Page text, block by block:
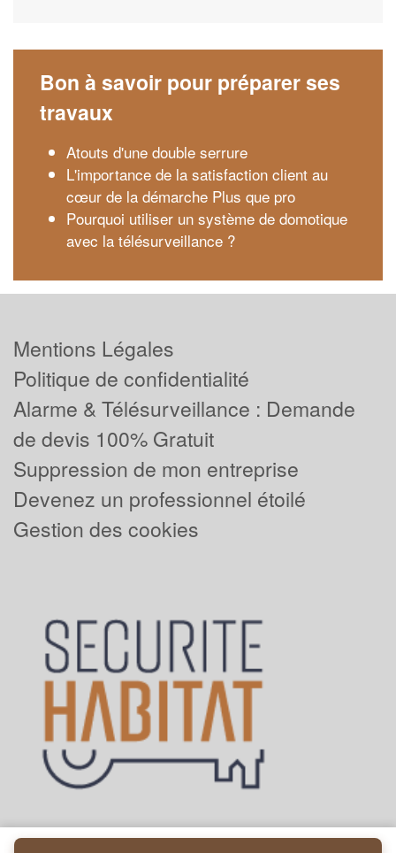
Bon à savoir pour préparer ses
travaux
Atouts d'une double serrure
L'importance de la satisfaction client au
cœur de la démarche Plus que pro
Pourquoi utiliser un système de domotique
avec la télésurveillance ?
Mentions Légales
Politique de confidentialité
Alarme & Télésurveillance : Demande
de devis 100% Gratuit
Suppression de mon entreprise
Devenez un professionnel étoilé
Gestion des cookies